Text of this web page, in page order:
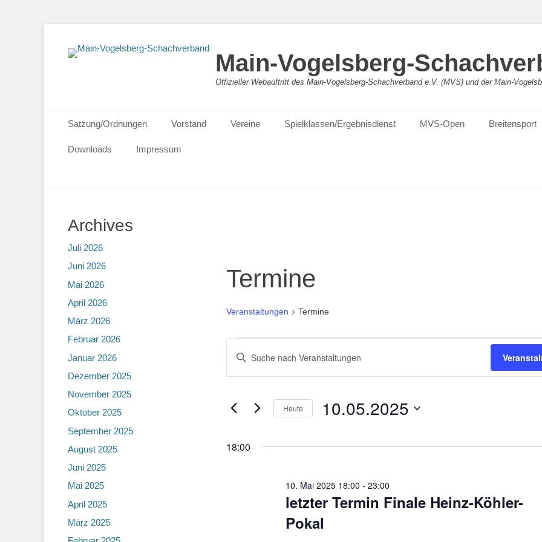
Main-Vogelsberg-
Offizieller Webauftritt des Main-Vogelsberg-Schachverband e.V. (MVS) und der Main-
Primäres Menü
Inhalt
springen
Satzung/Ordnungen Vorstand Vereine Spielklassen/Ergebnisdienst MVS-Open Breitensport
Downloads
Impressum
Termine
Veranstaltungen Termine
für
Mai
Veranstaltungen
Suche
Ansichten,
Bitte
Schlüsselwort
eingeben.
nach
Veranstaltungen
Heute 10.05.2025
18:00
letzter Termin Finale Heinz-Köhler-
Pokal
10. Mai 2025 18:00 -23:00
Archives
Juli 2026
Juni 2026
Mai 2026
April 2026
März 2026
Februar 2026
Januar 2026
Dezember 2025
November 2025
Oktober 2025
September 2025
August 2025
Juni 2025
Mai 2025
April 2025
März 2025